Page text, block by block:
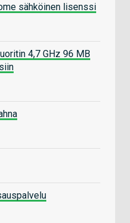
sähköinen lisenssi
4,7 GHz 96 MB